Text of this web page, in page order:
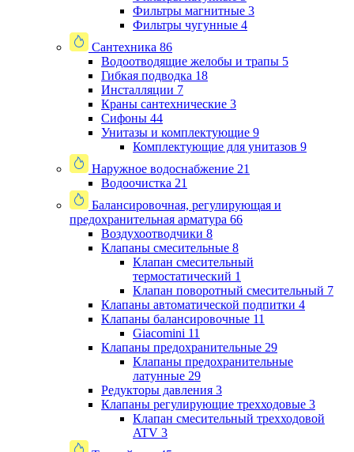
Фильтры магнитные 3
Фильтры чугунные 4
Сантехника 86
Водоотводящие желобы и трапы 5
Гибкая подводка 18
Инсталляции 7
Краны сантехнические 3
Сифоны 44
Унитазы и комплектующие 9
Комплектующие для унитазов 9
Наружное водоснабжение 21
Водоочистка 21
Балансировочная, регулирующая и
предохранительная арматура 66
Воздухоотводчики 8
Клапаны cмесительные 8
Клапан cмесительный
термостатический 1
Клапан поворотный cмесительный 7
Клапаны автоматической подпитки 4
Клапаны балансировочные 11
Giacomini 11
Клапаны предохранительные 29
Клапаны предохранительные
латунные 29
Редукторы давления 3
Клапаны регулирующие трехходовые 3
Клапан смесительный трехходовой
ATV 3